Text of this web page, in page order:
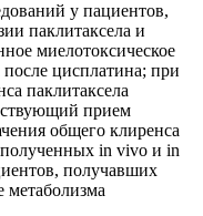
у пациентов,
паклитаксела и
миелотоксическое
цисплатина; при
паклитаксела
прием
общего клиренса
in vivo и in
получавших
метаболизма